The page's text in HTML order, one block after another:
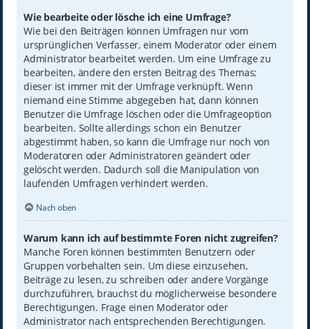
Wie bearbeite oder lösche ich eine Umfrage?
Wie bei den Beiträgen können Umfragen nur vom
ursprünglichen Verfasser, einem Moderator oder einem
Administrator bearbeitet werden. Um eine Umfrage zu
bearbeiten, ändere den ersten Beitrag des Themas;
dieser ist immer mit der Umfrage verknüpft. Wenn
niemand eine Stimme abgegeben hat, dann können
Benutzer die Umfrage löschen oder die Umfrageoption
bearbeiten. Sollte allerdings schon ein Benutzer
abgestimmt haben, so kann die Umfrage nur noch von
Moderatoren oder Administratoren geändert oder
gelöscht werden. Dadurch soll die Manipulation von
laufenden Umfragen verhindert werden.
Nach oben
Warum kann ich auf bestimmte Foren nicht zugreifen?
Manche Foren können bestimmten Benutzern oder
Gruppen vorbehalten sein. Um diese einzusehen,
Beiträge zu lesen, zu schreiben oder andere Vorgänge
durchzuführen, brauchst du möglicherweise besondere
Berechtigungen. Frage einen Moderator oder
Administrator nach entsprechenden Berechtigungen.